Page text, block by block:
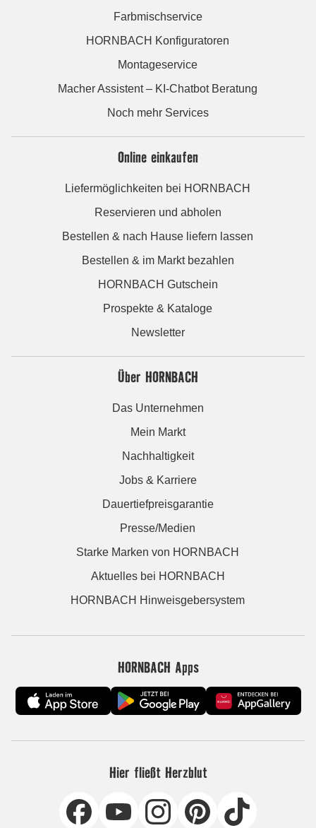
Farbmischservice
HORNBACH Konfiguratoren
Montageservice
Macher Assistent – KI-Chatbot Beratung
Noch mehr Services
Online einkaufen
Liefermöglichkeiten bei HORNBACH
Reservieren und abholen
Bestellen & nach Hause liefern lassen
Bestellen & im Markt bezahlen
HORNBACH Gutschein
Prospekte & Kataloge
Newsletter
Über HORNBACH
Das Unternehmen
Mein Markt
Nachhaltigkeit
Jobs & Karriere
Dauertiefpreisgarantie
Presse/Medien
Starke Marken von HORNBACH
Aktuelles bei HORNBACH
HORNBACH Hinweisgebersystem
HORNBACH Apps
Hier fließt Herzblut